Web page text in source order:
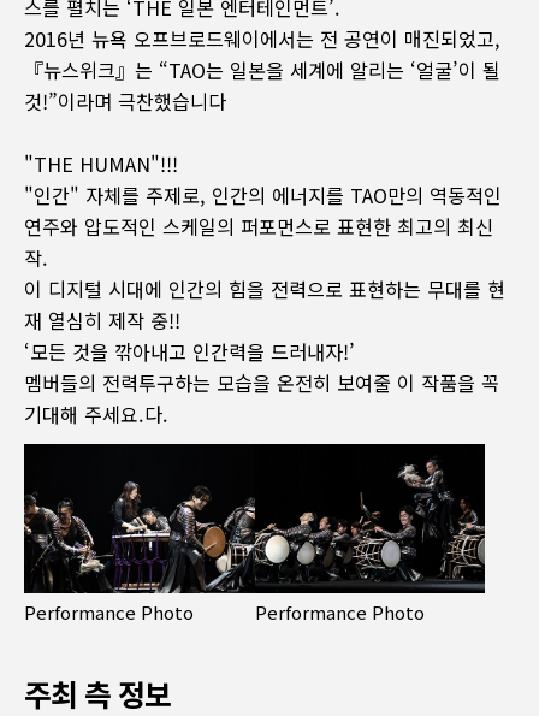
스를 펼치는 ‘THE 일본 엔터테인먼트’.
2016년 뉴욕 오프브로드웨이에서는 전 공연이 매진되었고,
『뉴스위크』는 “TAO는 일본을 세계에 알리는 ‘얼굴’이 될
것!”이라며 극찬했습니다
"THE HUMAN"!!!
"인간" 자체를 주제로, 인간의 에너지를 TAO만의 역동적인
연주와 압도적인 스케일의 퍼포먼스로 표현한 최고의 최신
작.
이 디지털 시대에 인간의 힘을 전력으로 표현하는 무대를 현
재 열심히 제작 중!!
‘모든 것을 깎아내고 인간력을 드러내자!’
멤버들의 전력투구하는 모습을 온전히 보여줄 이 작품을 꼭
기대해 주세요.다.
Performance Photo Performance Photo
주최 측 정보